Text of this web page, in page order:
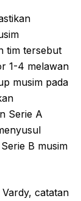
tim tersebut
1-4 melawan
musim pada
Serie A
B musim
catatan